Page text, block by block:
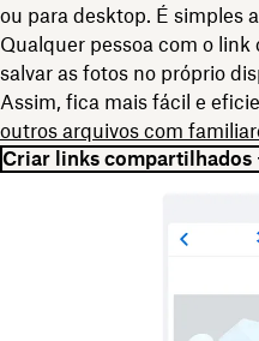
ou para desktop. É simples
Qualquer pessoa com o
salvar as fotos no próprio
Assim, fica mais fácil e
outros arquivos com
Criar links compartilhados